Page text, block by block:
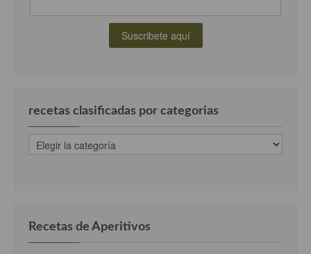
recetas clasificadas por categorias
recetas
clasificadas
Recetas de Aperitivos